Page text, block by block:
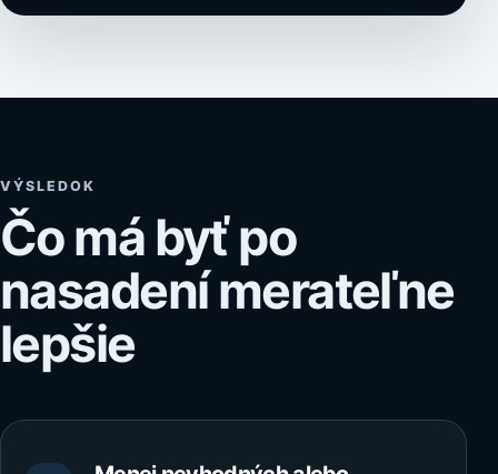
VÝSLEDOK
Čo má byť po
nasadení merateľne
lepšie